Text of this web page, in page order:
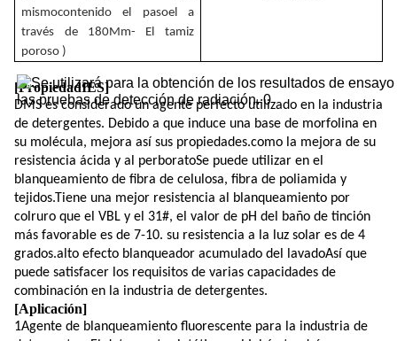
mismocontenido el pasoel
a
través de 180Mm- El tamiz
poroso )
[PropiedadIES]
DMS es considerado un agente perfecto utilizado en la industria
de detergentes. Debido a que induce una base de morfolina en
su molécula, mejora así sus propiedades.como la mejora de su
resistencia ácida y al perboratoSe puede utilizar en el
blanqueamiento de fibra de celulosa, fibra de poliamida y
tejidos.Tiene una mejor resistencia al blanqueamiento por
colruro que el VBL y el 31#, el valor de pH del baño de tinción
más favorable es de 7-10. su resistencia a la luz solar es de 4
grados.alto efecto blanqueador acumulado del lavadoAsí que
puede satisfacer los requisitos de varias capacidades de
combinación en la industria de detergentes.
[Aplicación]
1Agente de blanqueamiento fluorescente para la industria de